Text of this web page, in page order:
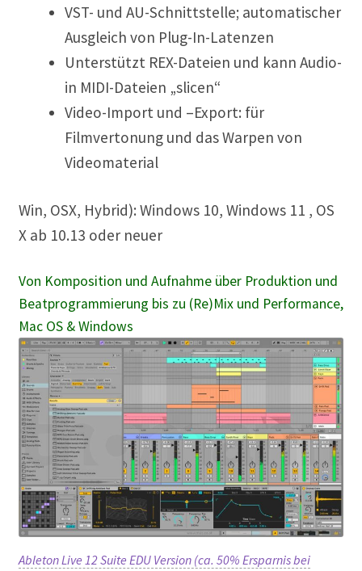
VST- und AU-Schnittstelle; automatischer
Ausgleich von Plug-In-Latenzen
Unterstützt REX-Dateien und kann Audio-
in MIDI-Dateien „slicen“
Video-Import und –Export: für
Filmvertonung und das Warpen von
Videomaterial
Win, OSX, Hybrid): Windows 10, Windows 11 , OS
X ab 10.13 oder neuer
Von Komposition und Aufnahme über Produktion und
Beatprogrammierung bis zu (Re)Mix und Performance,
Mac OS & Windows
Ableton Live 12 Suite EDU Version (ca. 50% Ersparnis bei